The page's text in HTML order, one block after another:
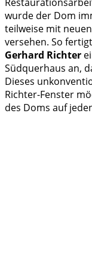
wurde der Dom
teilweise mit
versehen. So
Gerhard Richter
Südquerhaus an,
Dieses
Richter-Fenster
des Doms auf